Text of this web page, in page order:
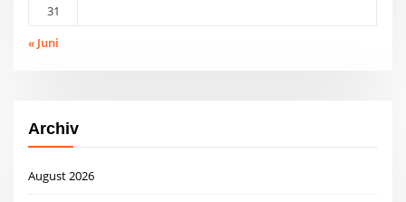
31
« Juni
Archiv
August 2026